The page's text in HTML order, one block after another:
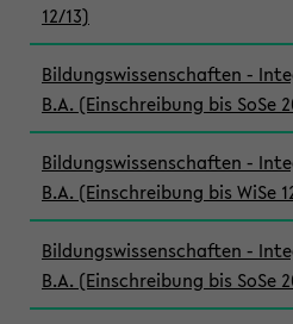
12/13)
Bildungswissenschaften -
B.A. (Einschreibung bis SoSe
Bildungswissenschaften -
B.A. (Einschreibung bis WiSe
Bildungswissenschaften -
B.A. (Einschreibung bis SoSe